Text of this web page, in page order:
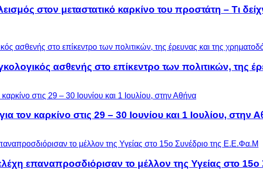
στον μεταστατικό καρκίνο του προστάτη – Τι
ασθενής στο επίκεντρο των πολιτικών, της
τον καρκίνο στις 29 – 30 Ιουνίου και 1 Ιουλίου, στην
επαναπροσδιόρισαν το μέλλον της Υγείας στο